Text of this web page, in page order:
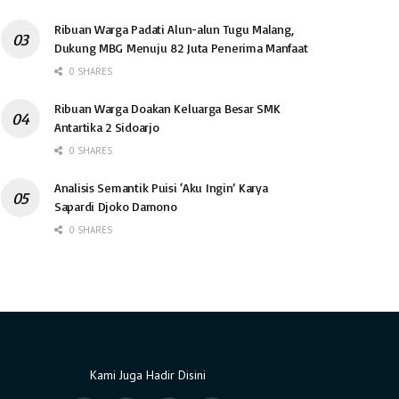
Ribuan Warga Padati Alun-alun Tugu Malang,
Dukung MBG Menuju 82 Juta Penerima Manfaat
0 SHARES
Ribuan Warga Doakan Keluarga Besar SMK
Antartika 2 Sidoarjo
0 SHARES
Analisis Semantik Puisi ‘Aku Ingin’ Karya
Sapardi Djoko Damono
0 SHARES
Kami Juga Hadir Disini